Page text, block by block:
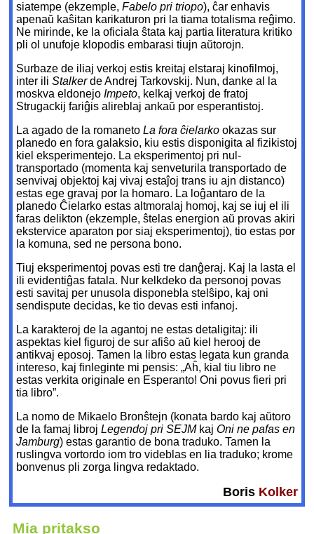
siatempe (ekzemple,Fabelo pri triopo), ĉar enhavis
apenaŭ kaŝitan karikaturon pri la tiama totalisma reĝimo.
Ne mirinde, ke la oficiala ŝtata kaj partia literatura kritiko
pli ol unufoje klopodis embarasi tiujn aŭtorojn.
Surbaze de iliaj verkoj estis kreitaj elstaraj kinofilmoj,
inter iliStalkerde Andrej Tarkovskij. Nun, danke al la
moskva eldonejoImpeto, kelkaj verkoj de fratoj
Strugackij fariĝis alireblaj ankaŭ por esperantistoj.
La agado de la romanetoLa fora ĉielarko okazas sur
planedo en fora galaksio, kiu estis disponigita al fizikistoj
kiel eksperimentejo. La eksperimentoj pri nul-
transportado (momenta kaj senveturila transportado de
senvivaj objektoj kaj vivaj estaĵoj trans iu ajn distanco)
estas ege gravaj por la homaro. La loĝantaro de la
planedo Ĉielarko estas altmoralaj homoj, kaj se iuj el ili
faras delikton (ekzemple, ŝtelas energion aŭ provas akiri
ekstervice aparaton por siaj eksperimentoj), tio estas por
la komuna, sed ne persona bono.
Tiuj eksperimentoj povas esti tre danĝeraj. Kaj la lasta el
ili evidentiĝas fatala. Nur kelkdeko da personoj povas
esti savitaj per unusola disponebla stelŝipo, kaj oni
sendispute decidas, ke tio devas esti infanoj.
La karakteroj de la agantoj ne estas detaligitaj: ili
aspektas kiel figuroj de sur afiŝo aŭ kiel herooj de
antikvaj eposoj. Tamen la libro estas legata kun granda
intereso, kaj finleginte mi pensis: „Aĥ, kial tiu libro ne
estas verkita originale en Esperanto! Oni povus fieri pri
tia libro”.
La nomo de Mikaelo Bronŝtejn (konata bardo kaj aŭtoro
de la famaj librojLegendoj pri SEJM kajOni ne pafas en
Jamburg) estas garantio de bona traduko. Tamen la
ruslingva vortordo iom tro videblas en lia traduko; krome
bonvenus pli zorga lingva redaktado.
Boris Kolker
Mia pritakso